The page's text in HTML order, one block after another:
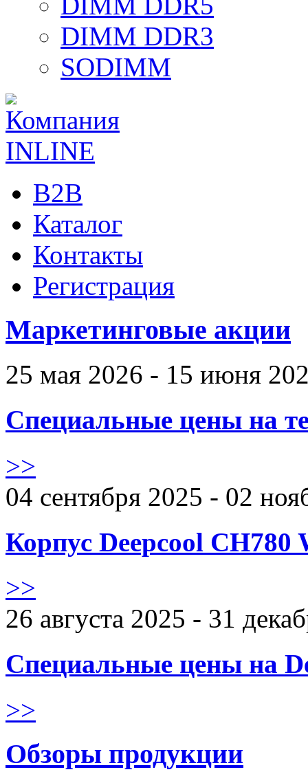
DIMM DDR3
SODIMM
B2B
Каталог
Контакты
Регистрация
Маркетинговые акции
25 мая 2026 - 15 июня
Специальные цены на
>>
04 сентября 2025 - 02
Корпус Deepcool CH780
>>
26 августа 2025 - 31
Специальные цены на
>>
Обзоры продукции